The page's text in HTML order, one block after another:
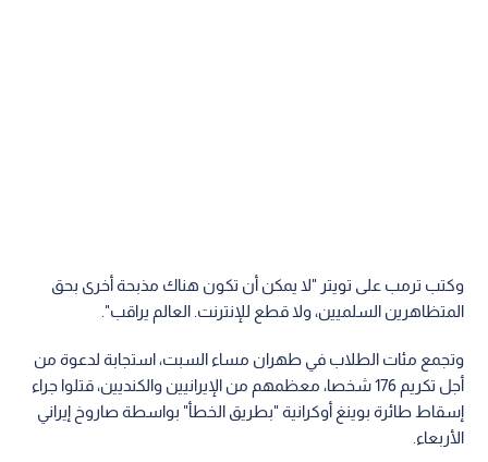
وكتب ترمب على تويتر "لا يمكن أن تكون هناك مذبحة أخرى بحق
المتظاهرين السلميين، ولا قطع للإنترنت. العالم يراقب".
وتجمع مئات الطلاب في طهران مساء السبت، استجابة لدعوة من
أجل تكريم 176 شخصا، معظمهم من الإيرانيين والكنديين، قتلوا جراء
إسقاط طائرة بوينغ أوكرانية "بطريق الخطأ" بواسطة صاروخ إيراني
الأربعاء.